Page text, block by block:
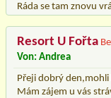
Ráda se tam znovu
Resort U Fořta
Von: Andrea
Přeji dobrý den,mohli
Mám zájem u vás